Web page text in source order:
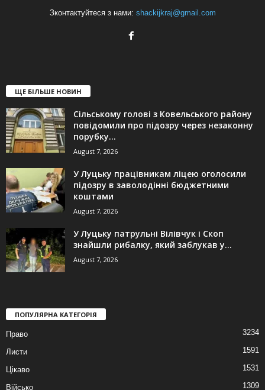
Зконтактуйтеся з нами: shackijkraj@gmail.com
ЩЕ БІЛЬШЕ НОВИН
Сільському голові з Ковельського району
повідомили про підозру через незаконну
порубку...
August 7, 2026
У Луцьку працівникам ліцею оголосили
підозру в заволодінні бюджетними
коштами
August 7, 2026
У Луцьку патрульні Вілівчук і Скоп
знайшли рибалку, який заблукав у...
August 7, 2026
ПОПУЛЯРНА КАТЕГОРІЯ
Право 3234
Листи 1591
Цікаво 1531
Військо 1309